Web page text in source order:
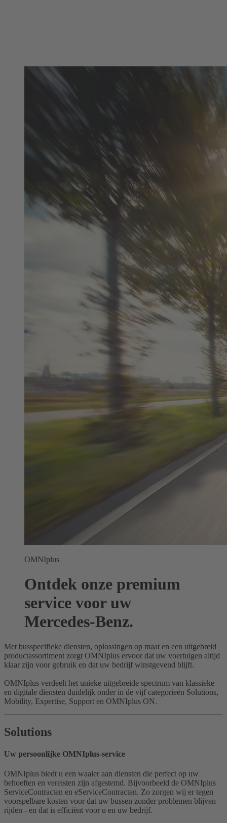
OMNIplus
Ontdek onze premium
service voor uw
Mercedes-Benz.
Met busspecifieke diensten, oplossingen op maat en een uitgebreid
productassortiment zorgt OMNIplus ervoor dat uw voertuigen altijd
klaar zijn voor gebruik en dat uw bedrijf winstgevend blijft.
OMNIplus verdeelt het unieke uitgebreide spectrum van klassieke
en digitale diensten duidelijk onder in de vijf categorieën Solutions,
Mobility, Expertise, Support en OMNIplus ON.
Solutions
Uw persoonlijke OMNIplus-service
OMNIplus biedt u een waaier aan diensten die perfect op uw
behoeften en vereisten zijn afgestemd. Bijvoorbeeld de OMNIplus
ServiceContracten en eServiceContracten. Zo zorgen wij er tegen
voorspelbare kosten voor dat uw bussen zonder problemen blijven
rijden - en dat is efficiënt voor u en uw bedrijf.